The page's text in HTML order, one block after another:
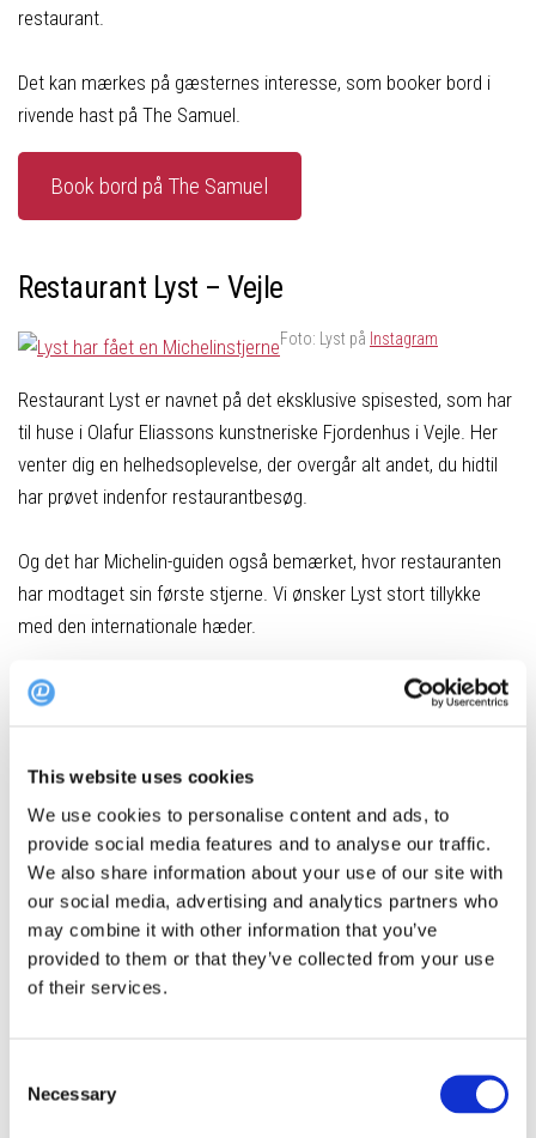
This website uses cookies
We use cookies to personalise content and ads, to
provide social media features and to analyse our traffic.
We also share information about your use of our site with
our social media, advertising and analytics partners who
may combine it with other information that you’ve
provided to them or that they’ve collected from your use
of their services.
Selection
Necessary
restaurant.
Det kan mærkes på gæsternes interesse, som booker bord i
rivende hast på The Samuel.
Book bord på The Samuel
Restaurant Lyst – Vejle
Foto: Lyst på Instagram
Restaurant Lyst er navnet på det eksklusive spisested, som har
til huse i Olafur Eliassons kunstneriske Fjordenhus i Vejle. Her
venter dig en helhedsoplevelse, der overgår alt andet, du hidtil
har prøvet indenfor restaurantbesøg.
Og det har Michelin-guiden også bemærket, hvor restauranten
har modtaget sin første stjerne. Vi ønsker Lyst stort tillykke
med den internationale hæder.
Book bord på Lyst
Foto: Pressebillede fra Syttende
Ved Sønderborgs Havnefront ligger hotel Alsik. På 17. etage
med billedskøn udsigt ligger topkokken Jesper Kochs
restaurant med det fængende navn: Syttende.
skarpeste madanmeldere til dette års Michelin-uddeling.